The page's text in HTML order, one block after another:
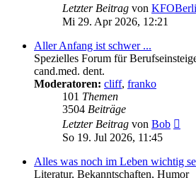
Letzter Beitrag von
Mi 29. Apr 2026, 12:21
Aller Anfang ist schwer ...
Spezielles Forum für
cand.med. dent.
Moderatoren: cliff, franko
101 Themen
3504 Beiträge
Letzter Beitrag von Bob
So 19. Jul 2026, 11:45
Alles was noch im Leben wichtig
Literatur, Bekanntschaften, Humor